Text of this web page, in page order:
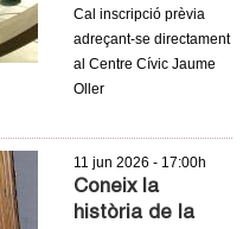
Cal inscripció prèvia
adreçant-se directament
al Centre Cívic Jaume
Oller
11 jun 2026 - 17:00h
Coneix la
història de la